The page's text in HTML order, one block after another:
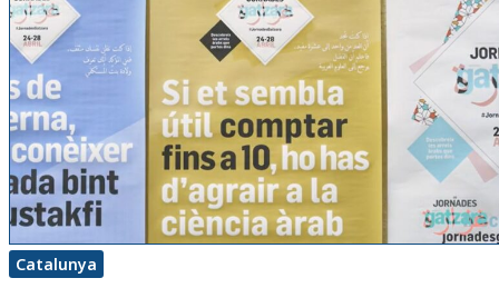
Catalunya